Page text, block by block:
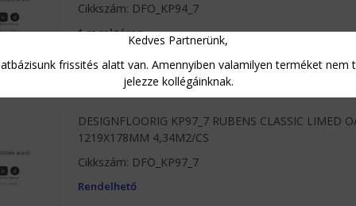
Kedves Partnerünk,
frissités alatt van. Amennyiben valamilyen terméket nem
jelezze kollégáinknak.
Cikkszám: DFO_KP94_7
1 cs raktáron
DESIGNFLOORIG KP97_7 RUBENS CLASSIC LIMED
1219X178MM 4,34M2/CS
Cikkszám: DFO_KP97_7
Rendelhető